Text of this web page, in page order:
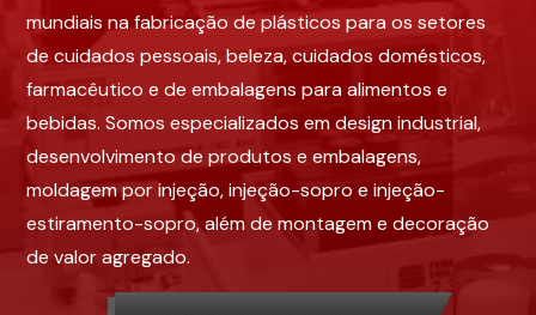
mundiais na fabricação de plásticos para os setores
de cuidados pessoais, beleza, cuidados domésticos,
farmacêutico e de embalagens para alimentos e
bebidas. Somos especializados em design industrial,
desenvolvimento de produtos e embalagens,
moldagem por injeção, injeção-sopro e injeção-
estiramento-sopro, além de montagem e decoração
de valor agregado.